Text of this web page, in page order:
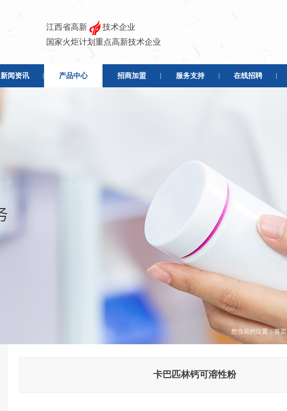
江西省高新
技术企业
国家火炬计划重点高新技术企业
新闻资讯 产品中心 招商加盟 服务支持 在线招聘
您当前的位置：首页
卡巴匹林钙可溶性粉